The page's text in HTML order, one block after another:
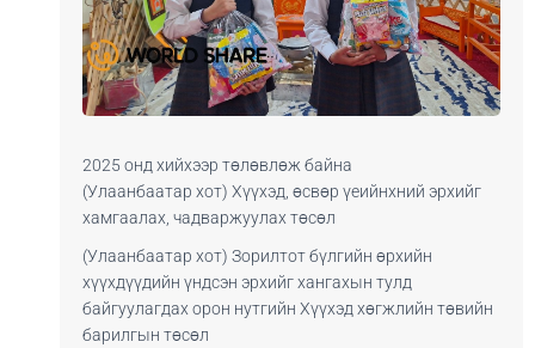
2025 онд хийхээр төлөвлөж байна
(Улаанбаатар хот) Хүүхэд, өсвөр үеийнхний эрхийг
хамгаалах, чадваржуулах төсөл
(Улаанбаатар хот) Зорилтот бүлгийн өрхийн
хүүхдүүдийн үндсэн эрхийг хангахын тулд
байгуулагдах орон нутгийн Хүүхэд хөгжлийн төвийн
барилгын төсөл